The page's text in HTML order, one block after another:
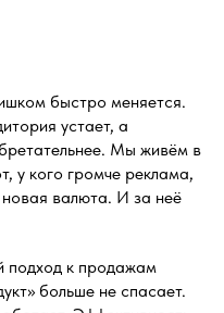
быстро меняется.
устает, а
Мы живём в
у кого громче реклама,
валюта. И за неё
подход к продажам
больше не спасает.